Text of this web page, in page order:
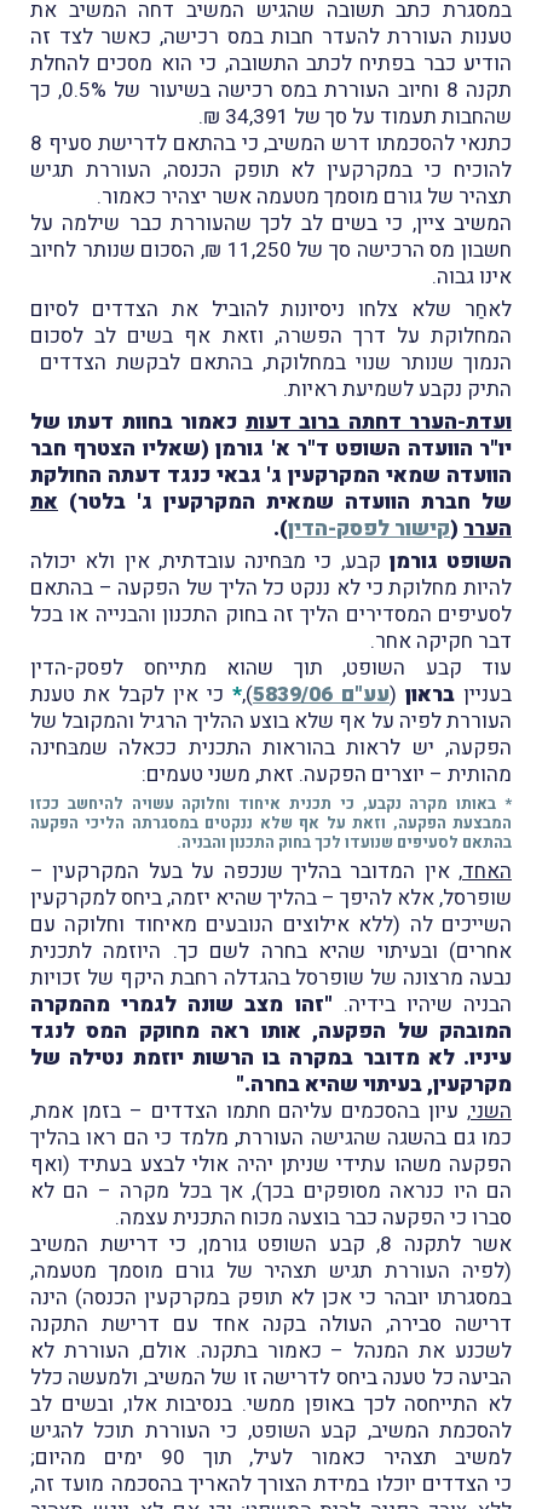
במסגרת כתב תשובה שהגיש המשיב דחה המשיב את
טענות העוררת להעדר חבות במס רכישה, כאשר לצד זה
הודיע כבר בפתיח לכתב התשובה, כי הוא מסכים להחלת
תקנה 8 וחיוב העוררת במס רכישה בשיעור של 0.5%, כך
שהחבות תעמוד על סך של 34,391 ₪.
כתנאי להסכמתו דרש המשיב, כי בהתאם לדרישת סעיף 8
להוכיח כי במקרקעין לא תופק הכנסה, העוררת תגיש
תצהיר של גורם מוסמך מטעמה אשר יצהיר כאמור.
המשיב ציין, כי בשים לב לכך שהעוררת כבר שילמה על
חשבון מס הרכישה סך של 11,250 ₪, הסכום שנותר לחיוב
אינו גבוה.
לאחַר שלא צלחו ניסיונות להוביל את הצדדים לסיום
המחלוקת על דרך הפשרה, וזאת אף בשים לב לסכום
הנמוך שנותר שנוי במחלוקת, בהתאם לבקשת הצדדים
התיק נקבע לשמיעת ראיות.
ועדת-הערר דחתה ברוב דעות כאמור בחוות דעתו של
יו"ר הוועדה השופט ד"ר א' גורמן (שאליו הצטרף חבר
הוועדה שמאי המקרקעין ג' גבאי כנגד דעתה החולקת
של חברת הוועדה שמאית המקרקעין ג' בלטר) את
הערר (קישור לפסק-הדין).
השופט גורמן קבע, כימבּחינה עובדתית, אין ולא יכולה
להיות מחלוקת כי לא ננקט כל הליך של הפקעה – בהתאם
לסעיפים המסדירים הליך זה בחוק התכנון והבנייה או בכל
דבר חקיקה אחר.
עוד קבע השופט, תוך שהוא מתייחס לפסק-הדין
בעניין בראון (עע"ם 5839/06 ),
* כי אין לקבל את טענת
העוררת לפיה על אף שלא בוצע ההליך הרגיל והמקובל של
הפקעה, יש לראות בהוראות התכנית ככאלה שמבּחינה
מהותית – יוצרים הפקעה. ​זאת, משני טעמים:
* באותו מקרה נקבע, כי תכנית איחוד וחלוקה עשויה להיחשב ככזו
המבצעת הפקעה, וזאת על אף שלא ננקטים במסגרתה הליכי הפקעה
בהתאם לסעיפים שנועדו לכך בחוק התכנון והבניה.
האחד, אין המדובר בהליך שנכפה על בעל המקרקעין –
שופרסל, אלא להיפך – בהליך שהיא יזמה, ביחס למקרקעין
השייכים לה (ללא אילוצים הנובעים מאיחוד וחלוקה עם
אחרים) ובעיתוי שהיא בחרה לשם כך. היוזמה לתכנית
נבעה מרצונה של שופרסל בהגדלה רחבת היקף של זכויות
הבניה שיהיו בידיה. "זהו מצב שונה לגמרי מהמקרה
המובהק של הפקעה, אותו ראה מחוקק המס לנגד
עיניו. לא מדובר במקרה בו הרשות יוזמת נטילה של
מקרקעין, בעיתוי שהיא בחרה."
השני, עיון בהסכמים עליהם חתמו הצדדים – בזמן אמת,
כמו גם בהשגה שהגישה העוררת, מלמד כי הם ראו בהליך
הפקעה משהו עתידי שניתן יהיה אולי לבצע בעתיד (ואף
הם היו כנראה מסופקים בכך), אך בכל מקרה – הם לא
סברו כי הפקעה כבר בוצעה מכוח התכנית עצמה.
אשר לתקנה 8, קבע השופט גורמן, כי דרישת המשיב
(לפיה העוררת תגיש תצהיר של גורם מוסמך מטעמה,
במסגרתו יובהר כי אכן לא תופק במקרקעין הכנסה) הינה
דרישה סבירה, העולה בקנה אחד עם דרישת התקנה
לשכנע את המנהל – כאמור בתקנה. אולם, העוררת לא
הביעה כל טענה ביחס לדרישה זו של המשיב, ולמעשה כלל
לא התייחסה לכך באופן ממשי. בנסיבות אלו, ובשים לב
להסכמת המשיב, קבע השופט, כי העוררת תוכל להגיש
למשיב תצהיר כאמור לעיל, תוך 90 ימים מהיום;
כי הצדדים יוכלו במידת הצורך להאריך בהסכמה מועד זה,